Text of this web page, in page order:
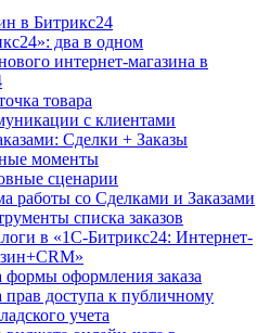
в Битрикс24
два в одном
интернет-магазина в
товара
с клиентами
Сделки + Заказы
моменты
сценарии
работы со Сделками и Заказами
списка заказов
в «1С-Битрикс24: Интернет-
формы оформления заказа
прав доступа к публичному
учета